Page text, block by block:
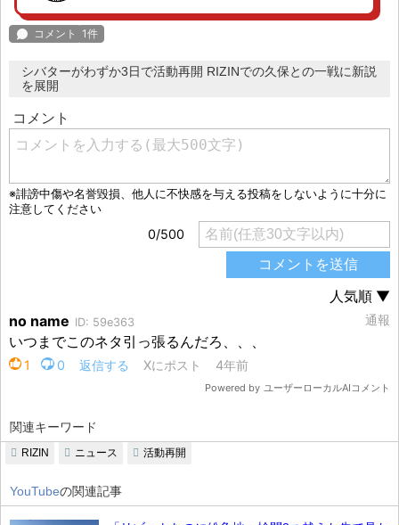
シバターがわずか3日で活動再開 RIZINでの久保との一戦に新説
を展開
関連キーワード
RIZIN ニュース 活動再開
YouTubeの関連記事